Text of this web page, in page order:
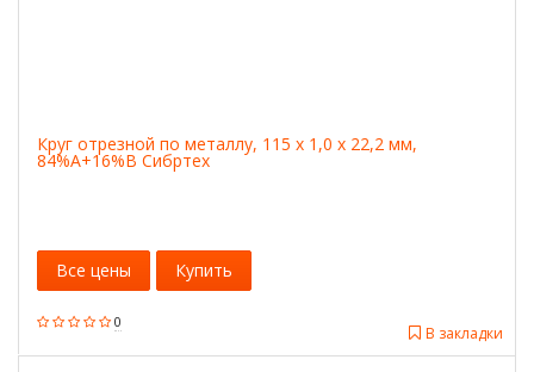
Круг отрезной по металлу, 115 х 1,0 х 22,2 мм,
84%A+16%B Сибртех
0
В закладки
Все цены Купить